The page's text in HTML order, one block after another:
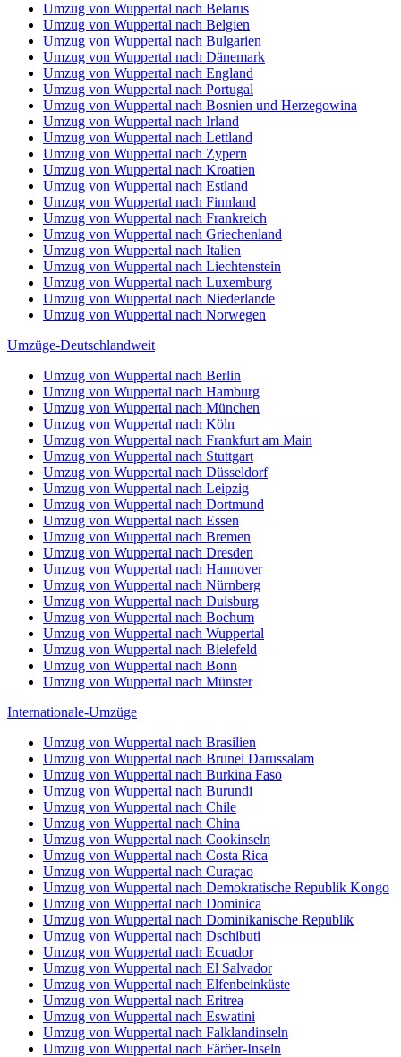
Umzug von Wuppertal nach Belarus
Umzug von Wuppertal nach Belgien
Umzug von Wuppertal nach Bulgarien
Umzug von Wuppertal nach Dänemark
Umzug von Wuppertal nach England
Umzug von Wuppertal nach Portugal
Umzug von Wuppertal nach Bosnien und Herzegowina
Umzug von Wuppertal nach Irland
Umzug von Wuppertal nach Lettland
Umzug von Wuppertal nach Zypern
Umzug von Wuppertal nach Kroatien
Umzug von Wuppertal nach Estland
Umzug von Wuppertal nach Finnland
Umzug von Wuppertal nach Frankreich
Umzug von Wuppertal nach Griechenland
Umzug von Wuppertal nach Italien
Umzug von Wuppertal nach Liechtenstein
Umzug von Wuppertal nach Luxemburg
Umzug von Wuppertal nach Niederlande
Umzug von Wuppertal nach Norwegen
Umzüge-Deutschlandweit
Umzug von Wuppertal nach Berlin
Umzug von Wuppertal nach Hamburg
Umzug von Wuppertal nach München
Umzug von Wuppertal nach Köln
Umzug von Wuppertal nach Frankfurt am Main
Umzug von Wuppertal nach Stuttgart
Umzug von Wuppertal nach Düsseldorf
Umzug von Wuppertal nach Leipzig
Umzug von Wuppertal nach Dortmund
Umzug von Wuppertal nach Essen
Umzug von Wuppertal nach Bremen
Umzug von Wuppertal nach Dresden
Umzug von Wuppertal nach Hannover
Umzug von Wuppertal nach Nürnberg
Umzug von Wuppertal nach Duisburg
Umzug von Wuppertal nach Bochum
Umzug von Wuppertal nach Wuppertal
Umzug von Wuppertal nach Bielefeld
Umzug von Wuppertal nach Bonn
Umzug von Wuppertal nach Münster
Internationale-Umzüge
Umzug von Wuppertal nach Brasilien
Umzug von Wuppertal nach Brunei Darussalam
Umzug von Wuppertal nach Burkina Faso
Umzug von Wuppertal nach Burundi
Umzug von Wuppertal nach Chile
Umzug von Wuppertal nach China
Umzug von Wuppertal nach Cookinseln
Umzug von Wuppertal nach Costa Rica
Umzug von Wuppertal nach Curaçao
Umzug von Wuppertal nach Demokratische Republik Kongo
Umzug von Wuppertal nach Dominica
Umzug von Wuppertal nach Dominikanische Republik
Umzug von Wuppertal nach Dschibuti
Umzug von Wuppertal nach Ecuador
Umzug von Wuppertal nach El Salvador
Umzug von Wuppertal nach Elfenbeinküste
Umzug von Wuppertal nach Eritrea
Umzug von Wuppertal nach Eswatini
Umzug von Wuppertal nach Falklandinseln
Umzug von Wuppertal nach Färöer-Inseln